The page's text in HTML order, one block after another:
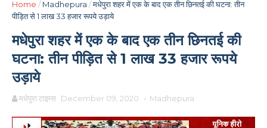
Home / Madhepura /मधेपुरा शहर में एक के बाद एक तीन छिनतई की घटना: तीन
पीड़ित से 1 लाख 33 हजार रूपये उड़ाये
मधेपुरा शहर में एक के बाद एक तीन छिनतई की
घटना: तीन पीड़ित से 1 लाख 33 हजार रूपये
उड़ाये
मधेपुरा टाइम्स December 09, 2020 - Madhepura